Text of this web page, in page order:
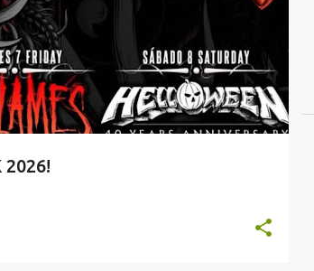
2026!